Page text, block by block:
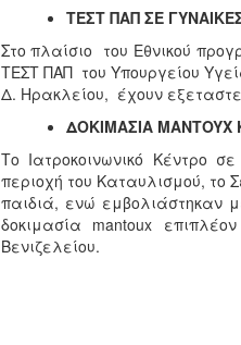
ΤΕΣΤ ΠΑΠ ΣΕ
Στο πλαίσιο του Εθνικού
ΤΕΣΤ ΠΑΠ του Υπουργείου
Δ. Ηρακλείου, έχουν
ΔΟΚΙΜΑΣΙΑ MANTOYX
Το Ιατροκοινωνικό Κέντρο
περιοχή του Καταυλισμού, το
παιδιά, ενώ εμβολιάστηκαν
δοκιμασία mantoux
Βενιζελείου.